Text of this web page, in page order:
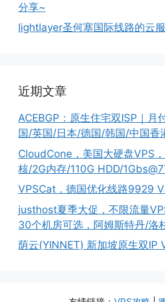
分享~
lightlayer圣何塞国际线路的云
近期文章
ACEBGP：原生住宅双ISP｜月
国/英国/日本/德国/韩国/中国香
CloudCone，美国大硬盘VPS
核/2G内存/110G HDD/
VPSCat，德国优化线路9929
justhost夏季大促，不限流量
30个机房可选，阿姆斯特丹/洛
荫云(YINNET) 新加坡原生双IP